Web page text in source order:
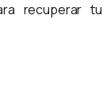
recuperar tu